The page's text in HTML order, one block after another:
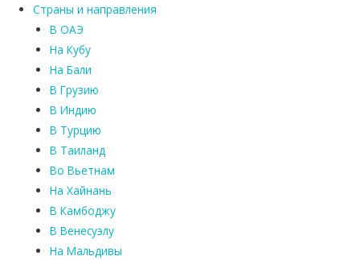
Страны и направления
В ОАЭ
На Кубу
На Бали
В Грузию
В Индию
В Турцию
В Таиланд
Во Вьетнам
На Хайнань
В Камбоджу
В Венесуэлу
На Мальдивы